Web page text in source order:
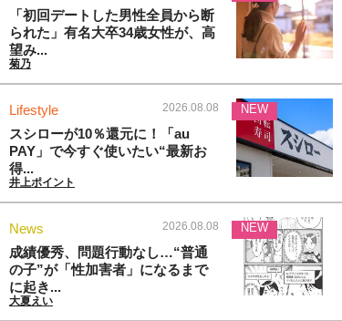
「初回デートした男性全員から断
られた」有名大卒34歳女性が、高
望み...
菊乃
Lifestyle 2026.08.08
スシローが10％還元に！「au
PAY」で今すぐ使いたい“最新お
得...
井上ポイント
NEW
News 2026.08.08
成績優秀、問題行動なし…“普通
の子”が「性加害者」になるまで
に起き...
大夏えい
NEW